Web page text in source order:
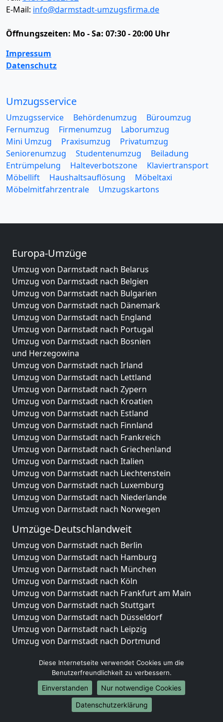
E-Mail: info@darmstadt-umzugsfirma.de
Öffnungszeiten: Mo - Sa: 07:30 - 20:00 Uhr
Impressum
Datenschutz
Umzugsservice
Umzugsservice Behördenumzug
Büroumzug
Fernumzug
Firmenumzug
Laborumzug
Mini Umzug
Praxisumzug
Privatumzug
Seniorenumzug
Studentenumzug
Beiladung
Entrümpelung
Halteverbotszone
Klaviertransport
Möbellift
Haushaltsauflösung
Möbeltaxi
Möbelmitfahrzentrale
Umzugskartons
Europa-Umzüge
Umzug von Darmstadt nach Belarus
Umzug von Darmstadt nach Belgien
Umzug von Darmstadt nach Bulgarien
Umzug von Darmstadt nach Dänemark
Umzug von Darmstadt nach England
Umzug von Darmstadt nach Portugal
Umzug von Darmstadt nach Bosnien
und Herzegowina
Umzug von Darmstadt nach Irland
Umzug von Darmstadt nach Lettland
Umzug von Darmstadt nach Zypern
Umzug von Darmstadt nach Kroatien
Umzug von Darmstadt nach Estland
Umzug von Darmstadt nach Finnland
Umzug von Darmstadt nach Frankreich
Umzug von Darmstadt nach Griechenland
Umzug von Darmstadt nach Italien
Umzug von Darmstadt nach Liechtenstein
Umzug von Darmstadt nach Luxemburg
Umzug von Darmstadt nach Niederlande
Umzug von Darmstadt nach Norwegen
Umzüge-Deutschlandweit
Umzug von Darmstadt nach Berlin
Umzug von Darmstadt nach Hamburg
Umzug von Darmstadt nach München
Umzug von Darmstadt nach Köln
Umzug von Darmstadt nach Frankfurt am Main
Umzug von Darmstadt nach Stuttgart
Umzug von Darmstadt nach Düsseldorf
Umzug von Darmstadt nach Leipzig
Umzug von Darmstadt nach Dortmund
Umzug von Darmstadt nach Bremen
Umzug von Darmstadt nach Dresden
Umzug von Darmstadt nach Hannover
Umzug von Darmstadt nach Nürnberg
Umzug von Darmstadt nach Duisburg
Diese Internetseite verwendet Cookies um die
Benutzerfreundlichkeit zu verbessern.
Einverstanden
Nur notwendige Cookies
Datenschutzerklärung